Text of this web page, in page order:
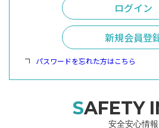
ログイン
新規会員登
パスワードを忘れた方はこちら
SAFETY
安全安心情報